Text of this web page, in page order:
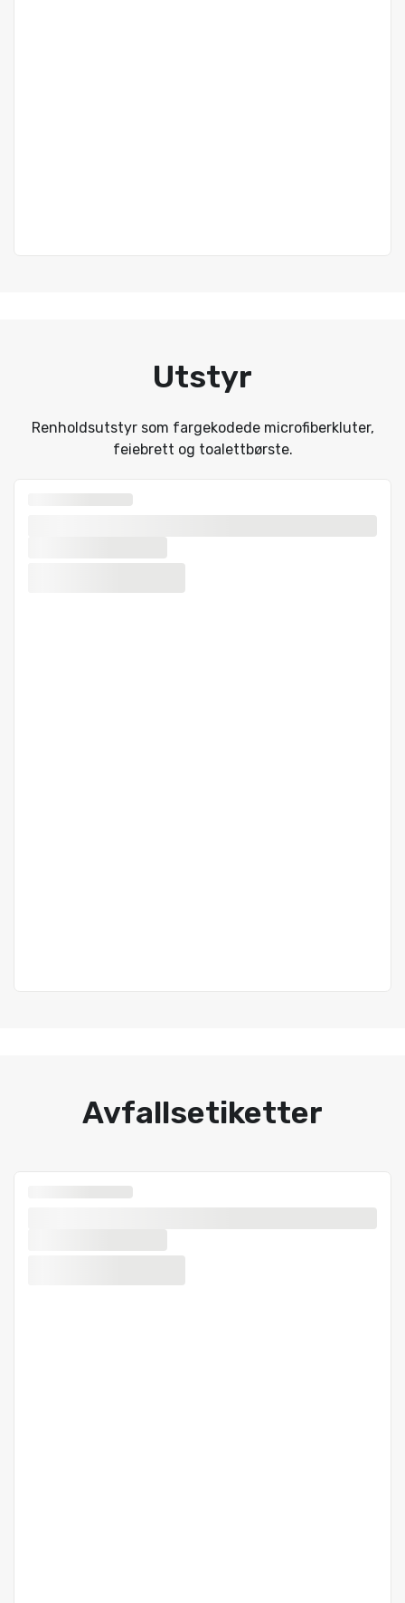
Utstyr
Renholdsutstyr som fargekodede microfiberkluter,
feiebrett og toalettbørste.
Avfallsetiketter